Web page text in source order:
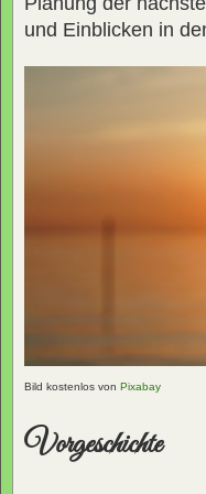
und Einblicken in
Bild kostenlos von Pixabay
Vorgeschichte